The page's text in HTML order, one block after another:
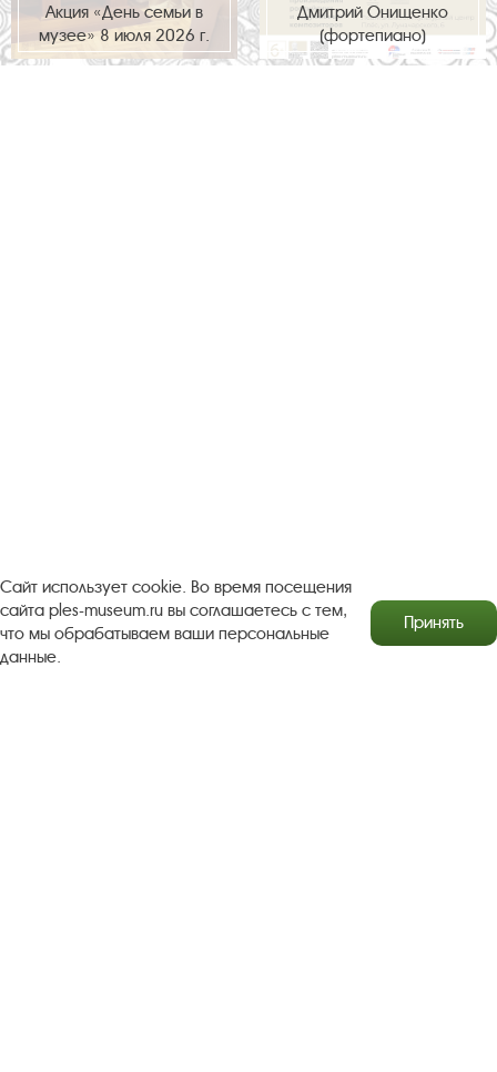
Акция «День семьи в
музее» 8 июля 2026 г.
Дмитрий Онищенко
(фортепиано)
Бесплатная юридическая помощь
Правила посещения экспозиций и выставок
Сайт использует cookie. Во время посещения
сайта ples-museum.ru вы соглашаетесь с тем,
что мы обрабатываем ваши персональные
данные.
Принять